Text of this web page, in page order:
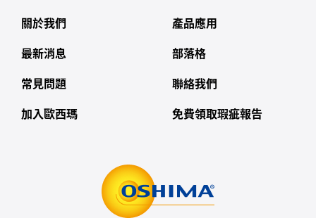
關於我們 產品應用
最新消息 部落格
常見問題 聯絡我們
加入歐西瑪 免費領取瑕疵報告